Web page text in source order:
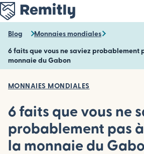
Skip
to
content
Blog Monnaies mondiales
6 faits que vous ne saviez probablement
monnaie du Gabon
MONNAIES MONDIALES
6 faits que vous ne
probablement pas
la monnaie du